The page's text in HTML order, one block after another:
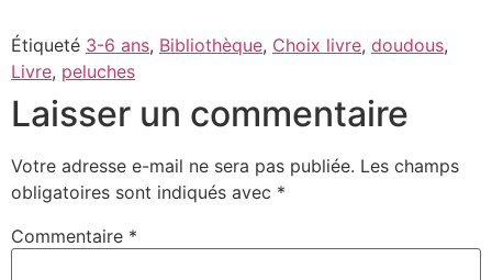
Étiqueté 3-6 ans, Bibliothèque, Choix livre, doudous,
Livre, peluches
Laisser un commentaire
Votre adresse e-mail ne sera pas publiée. Les champs
obligatoires sont indiqués avec *
Commentaire *